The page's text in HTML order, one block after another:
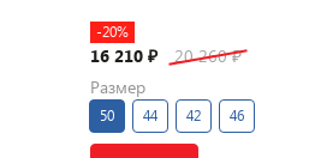
-20%
16 210 ₽ 20 260₽
Размер
50 44 42 46